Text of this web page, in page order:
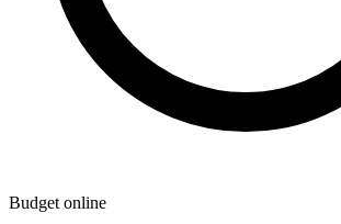
Budget online